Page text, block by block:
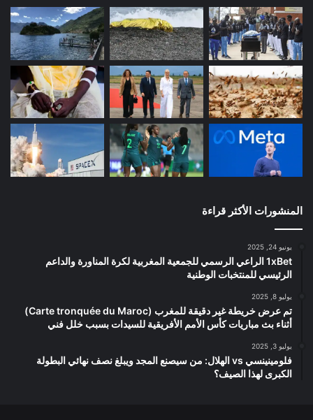
المنشورات الأكثر قراءة
يونيو 24, 2025
1xBet الراعي الرسمي للجمعية المغربية لكرة المناورة والداعم
الرئيسي للمنتخبات الوطنية
يوليو 8, 2025
تم عرض خريطة غير دقيقة للمغرب (Carte tronquée du Maroc)
أثناء بث مباريات كأس الأمم الأفريقية للسيدات بسبب خلل فني
يوليو 3, 2025
فلومينينسي vs الهلال: من سيصنع المجد ويبلغ نصف نهائي البطولة
الكبرى لهذا الصيف؟